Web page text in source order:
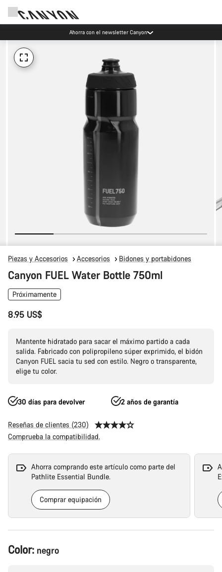
Ahorra con el newsletter Canyon
Piezas y Accesorios Accesorios Bidones y portabidones
Canyon FUEL Water Bottle 750ml
Próximamente
8.95 US$
Mantente hidratado para sacar el máximo partido a cada
salida. Fabricado con polipropileno súper exprimido, el bidón
Canyon FUEL sacia tu sed con estilo. Negro o transparente,
elige tu color.
30 días para devolver 2 años de garantía
Reseñas de clientes (230)
Comprueba la compatibilidad.
Ahorra comprando este artículo como parte del
Pathlite Essential Bundle.
Comprar equipación
Configuración
del
Color: negro